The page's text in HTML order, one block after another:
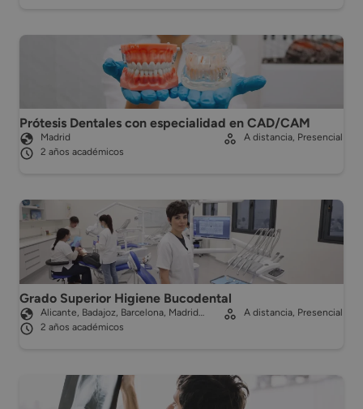
Prótesis Dentales con especialidad en CAD/CAM
Madrid
2 años académicos
A distancia, Presencial
Grado Superior Higiene Bucodental
Alicante, Badajoz, Barcelona, Madrid…
2 años académicos
A distancia, Presencial